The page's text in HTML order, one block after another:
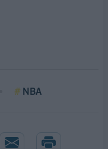
NBA